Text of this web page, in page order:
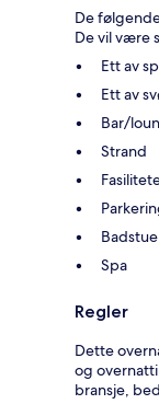
De
De vil være
Ett av
Ett av
Bar/
Strand
Badstue
Spa
Regler
Dette
og
bransje,